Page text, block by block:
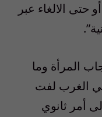
حتى الالغاء عبر
المرأة وما
الغرب لفت
أمر ثانوي